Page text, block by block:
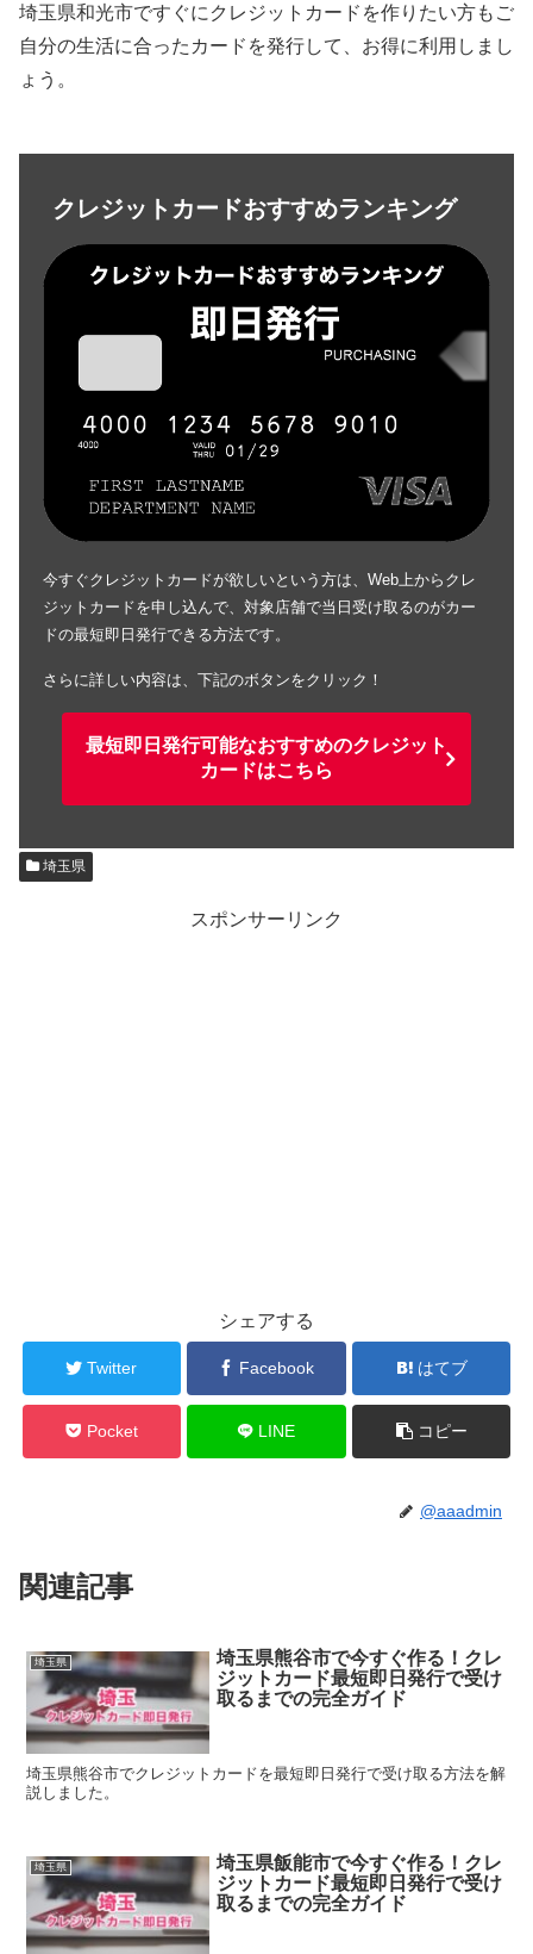
埼玉県和光市ですぐにクレジットカードを作りたい方もご
自分の生活に合ったカードを発行して、お得に利用しまし
ょう。
クレジットカードおすすめランキング
今すぐクレジットカードが欲しいという方は、Web上からクレ
ジットカードを申し込んで、対象店舗で当日受け取るのがカー
ドの最短即日発行できる方法です。
さらに詳しい内容は、下記のボタンをクリック！
最短即日発行可能なおすすめのクレジット
カードはこちら
埼玉県
スポンサーリンク
シェアする
Twitter Facebook はてブ
Pocket LINE コピー
@aaadmin
関連記事
埼玉県
埼玉県熊谷市で今すぐ作る！クレ
ジットカード最短即日発行で受け
取るまでの完全ガイド
埼玉県熊谷市でクレジットカードを最短即日発行で受け取る方法を解
説しました。
埼玉県
埼玉県飯能市で今すぐ作る！クレ
ジットカード最短即日発行で受け
取るまでの完全ガイド